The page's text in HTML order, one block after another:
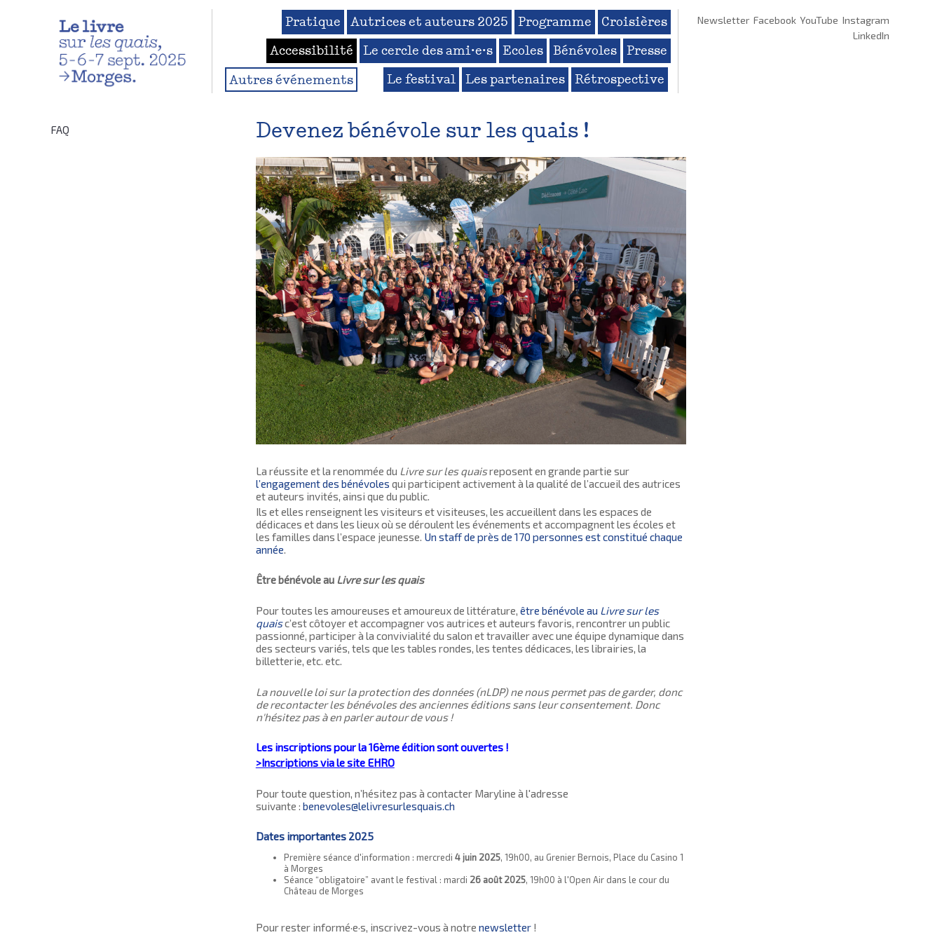
Pratique Autrices et auteurs 2025 Programme Croisières
Accessibilité Le cercle des ami·e·s Ecoles Bénévoles Presse
Le festival Les partenaires Rétrospective
Autres événements
Newsletter Facebook YouTube Instagram
LinkedIn
FAQ Devenez bénévole sur les quais !
La réussite et la renommée du Livre sur les quaisreposent en grande partie sur
l’engagement des bénévoles qui participent activement à la qualité de l’accueil des autrices
et auteurs invités, ainsi que du public.
Ils et elles renseignent les visiteurs et visiteuses, les accueillent dans les espaces de
dédicaces et dans les lieux où se déroulent les événements et accompagnent les écoles et
les familles dans l’espace jeunesse. Un staff de près de 170 personnes est constitué chaque
année
Être bénévole au Livre sur les quais
Pour toutes les amoureuses et amoureux de littérature, être bénévole au Livre sur les
quaisc’est côtoyer et accompagner vos autrices et auteurs favoris, rencontrer un public
passionné, participer à la convivialité du salon et travailler avec une équipe dynamique dans
des secteurs variés, tels que les tables rondes, les tentes dédicaces, les librairies, la
billetterie, etc. etc.
La nouvelle loi sur la protection des données (nLDP) ne nous permet pas de garder, donc
de recontacter les bénévoles des anciennes éditions sans leur consentement. Donc
n'hésitez pas à en parler autour de vous !
Les inscriptions pour la 16ème édition sont ouvertes !
>Inscriptions via le site EHRO
Pour toute question, n’hésitez pas à contacter Maryline à l'adresse
suivante : benevoles@lelivresurlesquais.ch
Dates importantes 2025
Première séance d'information : mercredi 4 juin 2025, 19h00, au Grenier Bernois, Place du Casino 1
à Morges
Séance “obligatoire” avant le festival : mardi 26 août 2025, 19h00 à l'Open Air dans le cour du
Château de Morges
Pour rester informé·e·s, inscrivez-vous à notre newsletter!